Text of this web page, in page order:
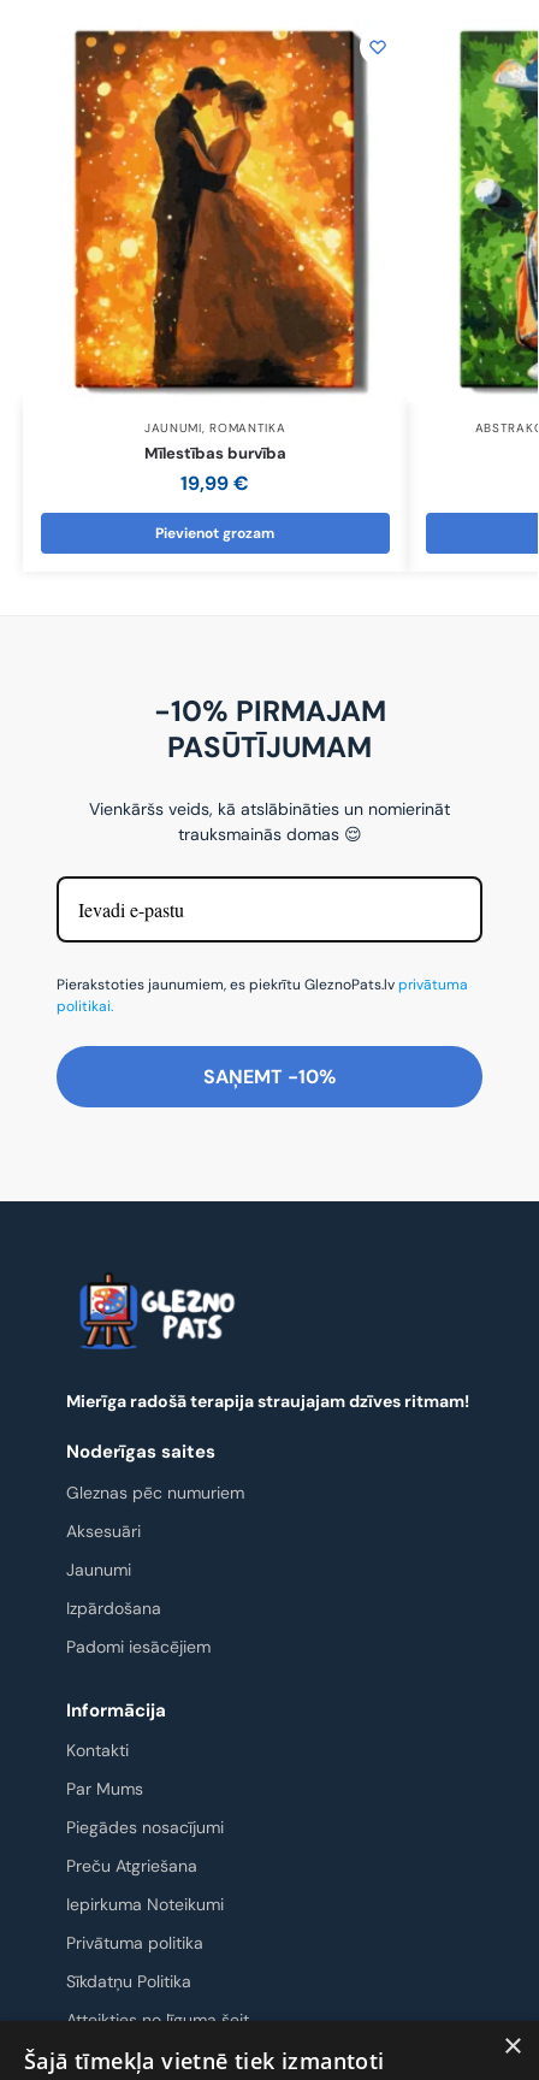
JAUNUMI,ROMANTIKA
Mīlestības burvība
19,99€
Pievienot grozam
-10% PIRMAJAM
PASŪTĪJUMAM
Vienkāršs veids, kā atslābināties un nomierināt
trauksmainās domas 😌
Pierakstoties jaunumiem, es piekrītu GleznoPats.lvprivātuma
politikai.
SAŅEMT -10%
Mierīga radošā terapija straujajam dzīves ritmam!
Noderīgas saites
Gleznas pēc numuriem
Aksesuāri
Jaunumi
Izpārdošana
Padomi iesācējiem
Informācija
Kontakti
Par Mums
Piegādes nosacījumi
Preču Atgriešana
Iepirkuma Noteikumi
Privātuma politika
Sīkdatņu Politika
Atteikties no līguma šeit
×
Šajā tīmekļa vietnē tiek izmantoti